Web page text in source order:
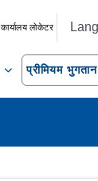
कार्यालय लोकेटर
प्रीमियम भुगतान